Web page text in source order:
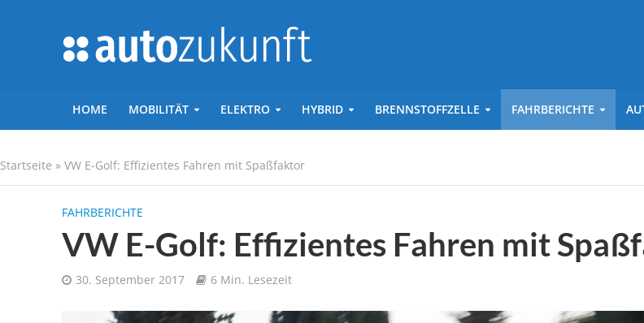
HOME MOBILITÄT ELEKTRO HYBRID BRENNSTOFFZELLE FAHRBERICHTE
Startseite » VW E-Golf: Effizientes Fahren mit Spaßfaktor
FAHRBERICHTE
VW E-Golf: Effizientes Fahren mit
30. September 2017 6 Min. Lesezeit